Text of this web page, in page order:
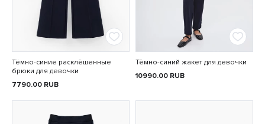
Тёмно-синие расклёшенные
брюки для девочки
7790.00 RUB
Тёмно-синий жакет для девочки
10990.00 RUB